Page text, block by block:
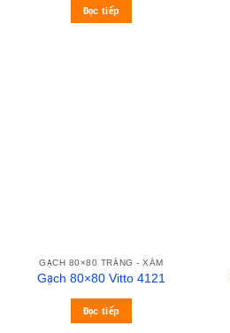
Đọc tiếp
GẠCH 80×80 TRẮNG - XÁM
Gạch 80×80 Vitto 4121
Đọc tiếp